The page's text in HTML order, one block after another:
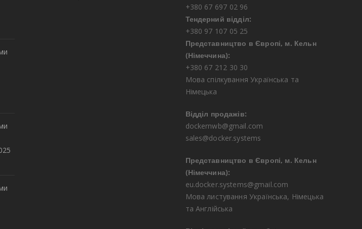
+380 67 697 02 96
Тендерний відділ:
+380 97 107 05 25
Представництво в Європі, м. Кельн
(Німеччина):
+380 67 212 30 30
Мова спілкування Українська та
Німецька
Відділ продажів:
dockernwb@gmail.com
sales@docker.systems
Представництво в Європі, м. Кельн
(Німеччина):
eu.docker.systems@gmail.com
Мова листування Українська, Німецька
та Англійська